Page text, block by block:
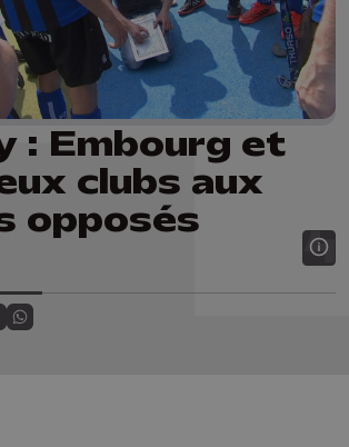
: Embourg et
clubs aux
opposés
sur FaceBook
sur LinkedIn
Partagez sur Whatsapp